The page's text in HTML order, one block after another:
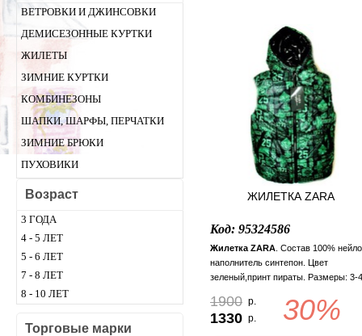
ВЕТРОВКИ И ДЖИНСОВКИ
ДЕМИСЕЗОННЫЕ КУРТКИ
ЖИЛЕТЫ
ЗИМНИЕ КУРТКИ
КОМБИНЕЗОНЫ
ШАПКИ, ШАРФЫ, ПЕРЧАТКИ
ЗИМНИЕ БРЮКИ
ПУХОВИКИ
Возраст
3 ГОДА
4 - 5 ЛЕТ
5 - 6 ЛЕТ
7 - 8 ЛЕТ
8 - 10 ЛЕТ
Торговые марки
ЖИЛЕТКА ZARA
Код: 95324586
Жилетка ZARA . Состав 100%
наполнитель синтепон. Цвет
зеленый,принт пираты. Размеры: 3-4
1900 р.
1330 р. 30%